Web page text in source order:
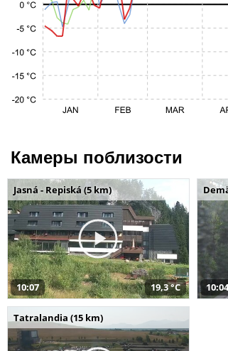
Камеры поблизости
Jasná - Repiská (5 km)
10:07 19,3 °C 10:04
Tatralandia (15 km)